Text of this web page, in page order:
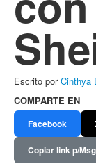
Escrito porCinthya
COMPARTE EN
Facebook
Copiar link p/